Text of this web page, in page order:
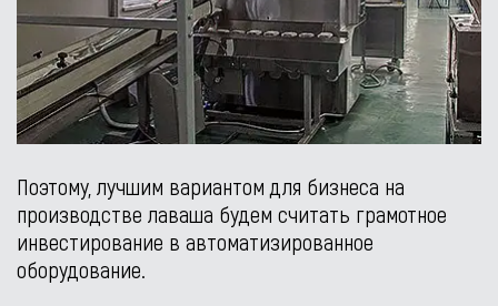
Поэтому, лучшим вариантом для бизнеса на
производстве лаваша будем считать грамотное
инвестирование в автоматизированное
оборудование.